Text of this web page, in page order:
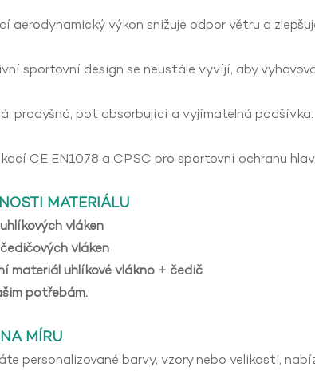
aerodynamický výkon snižuje odpor větru a
sportovní design se neustále vyvíjí, aby
prodyšná, pot absorbující a vyjímatelná podšívka.
CE EN1078 a CPSC pro sportovní ochranu
MATERIÁLU
vláken
vláken
materiál uhlíkové vlákno + čedič
potřebám.
MÍRU
personalizované barvy, vzory nebo velikosti,